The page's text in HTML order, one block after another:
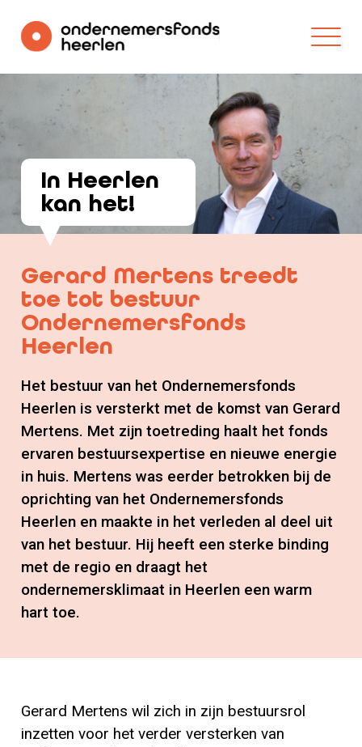
In Heerlen
kan het!
Gerard Mertens treedt
toe tot bestuur
Ondernemersfonds
Heerlen
Het bestuur van het Ondernemersfonds
Heerlen is versterkt met de komst van Gerard
Mertens. Met zijn toetreding haalt het fonds
ervaren bestuursexpertise en nieuwe energie
in huis. Mertens was eerder betrokken bij de
oprichting van het Ondernemersfonds
Heerlen en maakte in het verleden al deel uit
van het bestuur. Hij heeft een sterke binding
met de regio en draagt het
ondernemersklimaat in Heerlen een warm
hart toe.
Gerard Mertens wil zich in zijn bestuursrol
inzetten voor het verder versterken van